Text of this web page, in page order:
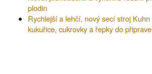
plodin
Rychlejší a lehčí, nový secí stroj
kukuřice, cukrovky a řepky do